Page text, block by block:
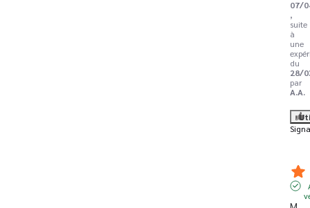
07/
,
suite
à
une
du
28/
par
A.A.